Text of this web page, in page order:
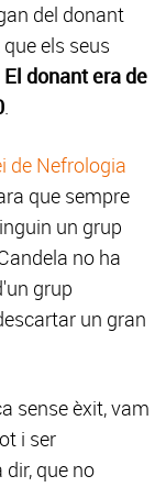
del donant
els seus
El donant era de
.
de Nefrologia
que sempre
un grup
no ha
grup
un gran
sense èxit, vam
i ser
que no